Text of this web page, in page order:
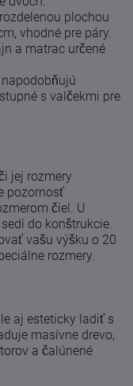
plochou
vhodné pre páry.
a matrac určené
s valčekmi pre
jej rozmery
pozornosť
čiel. U
do konštrukcie.
vašu výšku o 20
rozmery.
aj esteticky ladiť s
masívne drevo,
a čalúnené